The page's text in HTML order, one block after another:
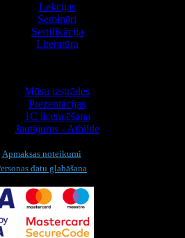
Lekcijas
Semināri
Sertifikācija
Literatūra
Mūsu izstrādes
Prezentācijas
1С licencēšana
Jautājums - Atbilde
Apmaksas noteikumi
datu glabāšana